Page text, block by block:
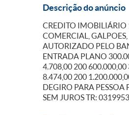
Descrição do anúncio
CREDITO IMOBILIÁRIO
COMERCIAL, GALPOES,
AUTORIZADO PELO
ENTRADA PLANO
4.708,00 200
8.474,00 200
DEGIRO PARA
SEM JUROS TR: